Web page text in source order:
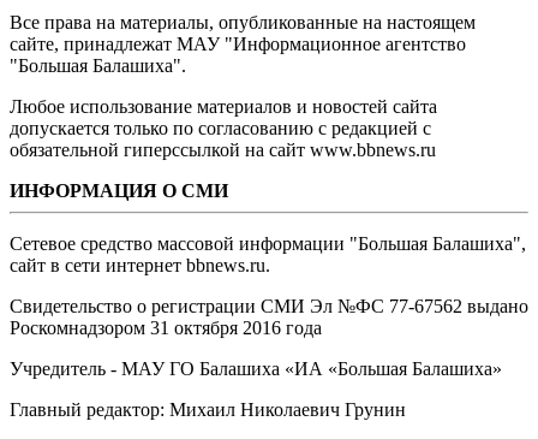
Все права на материалы, опубликованные на настоящем
сайте, принадлежат МАУ "Информационное агентство
"Большая Балашиха".
Любое использование материалов и новостей сайта
допускается только по согласованию с редакцией с
обязательной гиперссылкой на сайт www.bbnews.ru
ИНФОРМАЦИЯ О СМИ
Сетевое средство массовой информации "Большая Балашиха",
сайт в сети интернет bbnews.ru.
Свидетельство о регистрации СМИ Эл №ФС ‎77-67562 выдано
Роскомнадзором 31 октября 2016 года
Учредитель - МАУ ГО Балашиха «ИА «Большая Балашиха»
Главный редактор: Михаил Николаевич Грунин